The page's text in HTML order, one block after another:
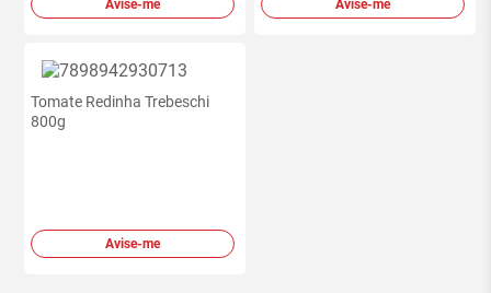
Avise-me Avise-me
Tomate Redinha Trebeschi
800g
Avise-me